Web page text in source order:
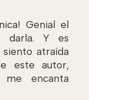
Genial el
darla. Y es
atraída
este autor,
encanta